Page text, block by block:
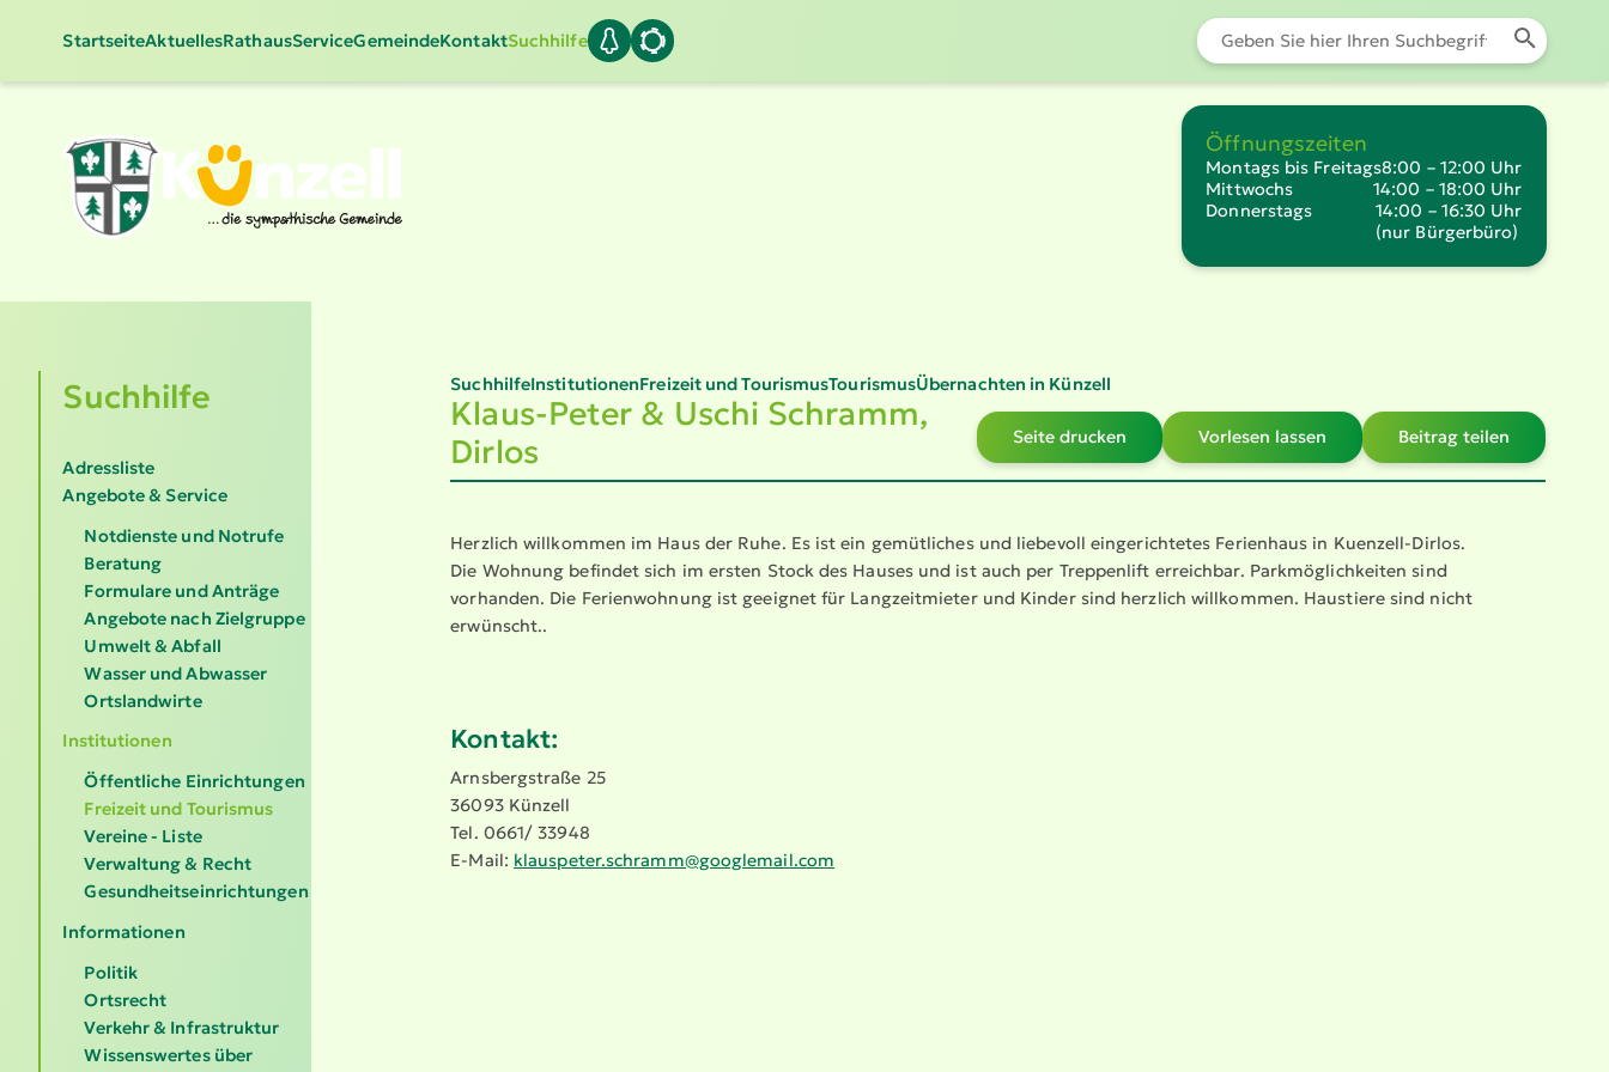
StartseiteAktuellesRathausServiceGemeindeKontaktSuchhilfe
Öffnungszeiten
Montags bis Freitags8:00 – 12:00 Uhr
Mittwochs
14:00 – 18:00 Uhr
Donnerstags
14:00 – 16:30 Uhr
(nur Bürgerbüro)
SuchhilfeInsti­tu­tionenFreizeit und TourismusTourismusÜbernachten in Künzell
Klaus-Peter & Uschi Schramm,
Dirlos
Seite drucken Vorlesen lassen Beitrag teilen
Herzlich willkommen im Haus der Ruhe. Es ist ein gemütliches und liebevoll einge­rich­tetes Ferienhaus in Kuenzell-Dirlos.
Die Wohnung befindet sich im ersten Stock des Hauses und ist auch per Treppenlift erreichbar. Parkmög­lich­keiten sind
vorhanden. Die Ferien­wohnung ist geeignet für Langzeit­mieter und Kinder sind herzlich willkommen. Haustiere sind nicht
erwünscht..
Kontakt:
Arnsberg­straße 25
36093 Künzell
Tel. 0661/ 33948
E-Mail: klauspeter.​schramm@​googlemail.​com
Suchhilfe
Adressliste
Angebote & Service
Notdienste und Notrufe
Beratung
Formulare und Anträge
Angebote nach Zielgruppe
Umwelt & Abfall
Wasser und Abwasser
Ortslandwirte
Institutionen
Öffentliche Einrichtungen
Freizeit und Tourismus
Vereine - Liste
Verwaltung & Recht
Gesundheitseinrichtungen
Informationen
Politik
Ortsrecht
Verkehr & Infrastruktur
Wissenswertes über